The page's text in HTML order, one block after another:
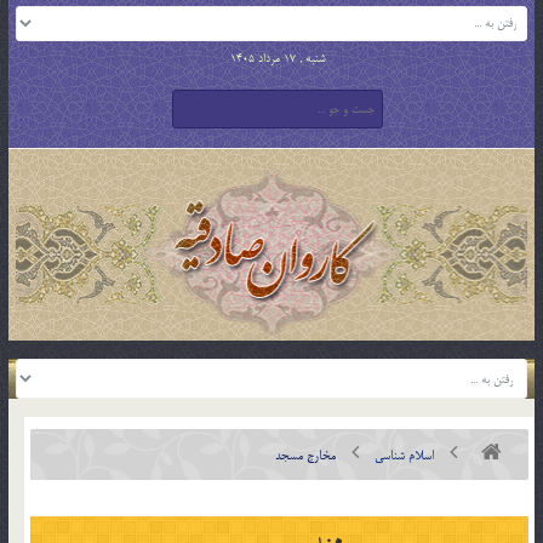
شنبه , 17 مرداد 1405
اسلام شناسی مخارج مسجد